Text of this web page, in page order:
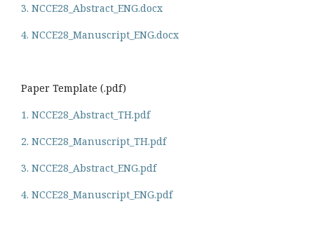
3. NCCE28_Abstract_ENG.docx
4. NCCE28_Manuscript_ENG.docx
Paper Template (.pdf)
1. NCCE28_Abstract_TH.pdf
2. NCCE28_Manuscript_TH.pdf
3. NCCE28_Abstract_ENG.pdf
4. NCCE28_Manuscript_ENG.pdf